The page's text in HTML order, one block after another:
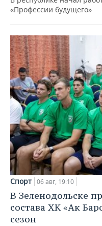
«Профессии будущего»
Спорт 06 авг, 19:10
В Зеленодольске
состава ХК «Ак
сезон